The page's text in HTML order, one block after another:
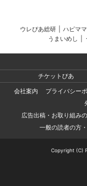
ウレぴあ総研 ハピマ
うまいめし
チケットぴあ
会社案内
プライバシー
広告出稿・お取り組み
一般の読者の方
Copyright (C)